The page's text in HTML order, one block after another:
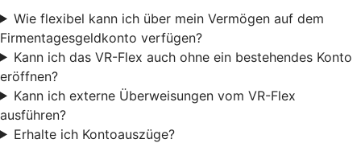
Wie flexibel kann ich über mein Vermögen auf dem
Firmentagesgeldkonto verfügen?
Kann ich das VR-Flex auch ohne ein bestehendes Konto
eröffnen?
Kann ich externe Überweisungen vom VR-Flex
ausführen?
Erhalte ich Kontoauszüge?